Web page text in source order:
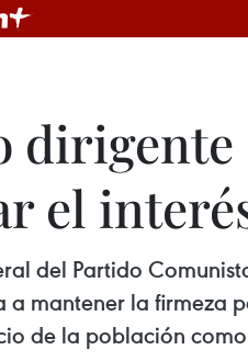
dirigente
el
del Partido
a mantener la
de la población